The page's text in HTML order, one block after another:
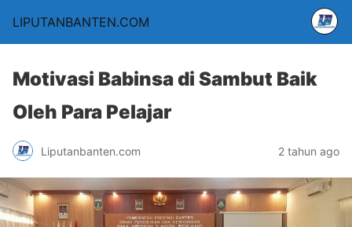
LIPUTANBANTEN.COM
Motivasi Babinsa di Sambut Baik
Oleh Para Pelajar
Liputanbanten.com 2 tahun ago